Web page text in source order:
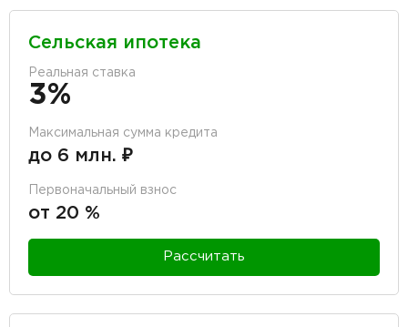
Сельская ипотека
Реальная ставка
3%
Максимальная сумма кредита
до 6 млн. ₽
Первоначальный взнос
от 20 %
Рассчитать